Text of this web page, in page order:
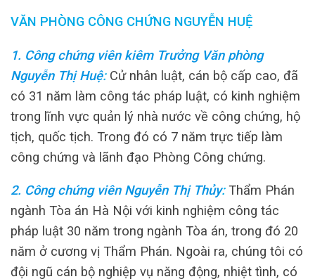
VĂN PHÒNG CÔNG CHỨNG NGUYỄN HUỆ
1. Công chứng viên kiêm Trưởng Văn phòng
Nguyễn Thị Huệ: Cử nhân luật, cán bộ cấp cao, đã
có 31 năm làm công tác pháp luật, có kinh nghiệm
trong lĩnh vực quản lý nhà nước về công chứng, hộ
tịch, quốc tịch. Trong đó có 7 năm trực tiếp làm
công chứng và lãnh đạo Phòng Công chứng.
2. Công chứng viên Nguyễn Thị Thủy:Thẩm Phán
ngành Tòa án Hà Nội với kinh nghiệm công tác
pháp luật 30 năm trong ngành Tòa án, trong đó 20
năm ở cương vị Thẩm Phán. Ngoài ra, chúng tôi có
đội ngũ cán bộ nghiệp vụ năng động, nhiệt tình, có